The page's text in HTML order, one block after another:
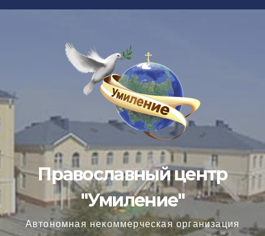
Перейти
Православный центр
"Умиление"
Автономная некоммерческая организация